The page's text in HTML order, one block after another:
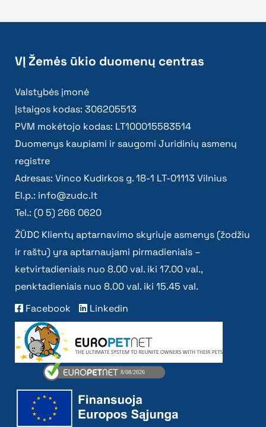
VĮ Žemės ūkio duomenų centras
Valstybės įmonė
Įstaigos kodas: 306205513
PVM mokėtojo kodas: LT100015583514
Duomenys kaupiami ir saugomi Juridinių asmenų
registre
Adresas: Vinco Kudirkos g. 18-1 LT-01113 Vilnius
El.p.: info@zudc.lt
Tel.: (0 5) 266 0620
ŽŪDC Klientų aptarnavimo skyriuje asmenys (žodžiu
ir raštu) yra aptarnaujami pirmadieniais –
ketvirtadieniais nuo 8.00 val. iki 17.00 val.,
penktadieniais nuo 8.00 val. iki 15.45 val.
Facebook
Linkedin